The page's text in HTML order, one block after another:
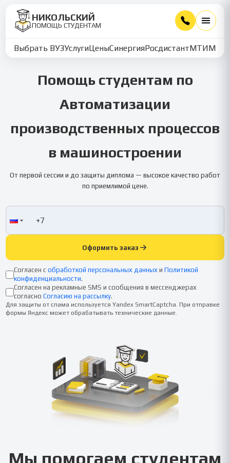
НИКОЛЬСКИЙ
ПОМОЩЬ СТУДЕНТАМ
Выбрать ВУЗУслугиЦеныСинергияРосдистантМТИММУ
Помощь студентам по
Автоматизации
производственных процессов
в машиностроении
От первой сессии и до защиты диплома — высокое качество работ
по приемлимой цене.
Оформить заказ
Согласен с обработкой персональных данных и Политикой
конфиденциальности.
Согласен на рекламные SMS и сообщения в мессенджерах
согласно Согласию на рассылку.
Для защиты от спама используется Yandex SmartCaptcha. При отправке
формы Яндекс может обрабатывать технические данные.
Мы помогаем студентам